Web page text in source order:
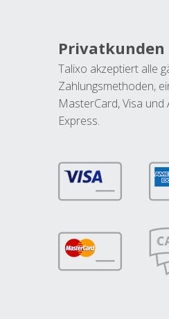
Privatkunden
Talixo akzeptiert alle
Zahlungsmethoden,
MasterCard, Visa und
Express.